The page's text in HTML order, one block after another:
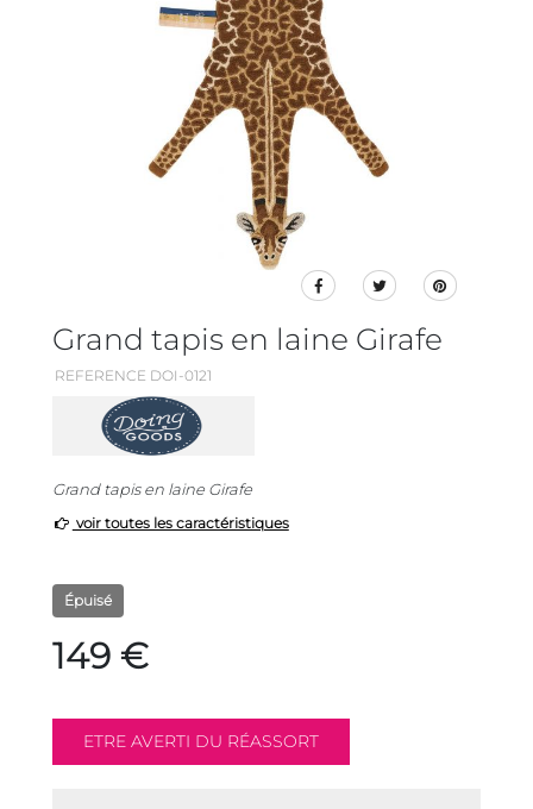
Grand tapis en laine Girafe
REFERENCE DOI-0121
Grand tapis en laine Girafe
voir toutes les caractéristiques
Épuisé
149 €